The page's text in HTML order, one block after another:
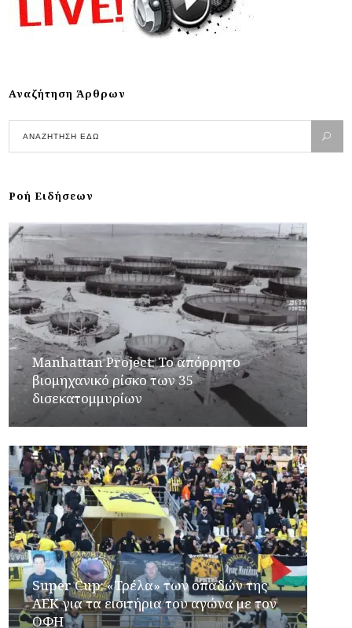
Αναζήτηση Άρθρων
Ροή Ειδήσεων
Manhattan Project: Το απόρρητο
βιομηχανικό ρίσκο των 35
δισεκατομμυρίων
Super Cup: «Τρέλα» των οπαδών της
ΑΕΚ για τα εισιτήρια του αγώνα με τον
ΟΦΗ